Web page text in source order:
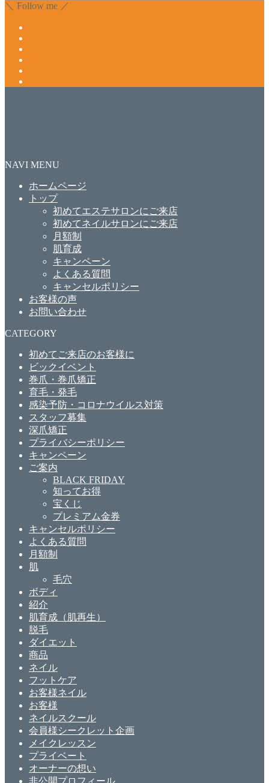
＼ Follow me ／
NAVI MENU
ホームページ
トップ
初めてエステサロンにご来店
初めてネイルサロンにご来店
月額制
肌育成
キャンペーン
よくある質問
キャンセルポリシー
お客様の声
お問い合わせ
CATEGORY
初めてご来店のお客様に
ビックイベント
巻爪・巻爪矯正
育毛・発毛
感染予防・コロナウイルス対策
スタッフ募集
深爪矯正
プライバシーポリシー
キャンペーン
ご案内
BLACK FRIDAY
知ってお得
宝くじ
プレミアム金券
キャンセルポリシー
よくある質問
月額制
肌
毛穴
ボディ
紹介
肌育成（肌再生）
脱毛
ダイエット
商品
ネイル
フットケア
お客様ネイル
お客様
ネイルスクール
会員様シークレット企画
メイクレッスン
プライベート
オーナーの想い